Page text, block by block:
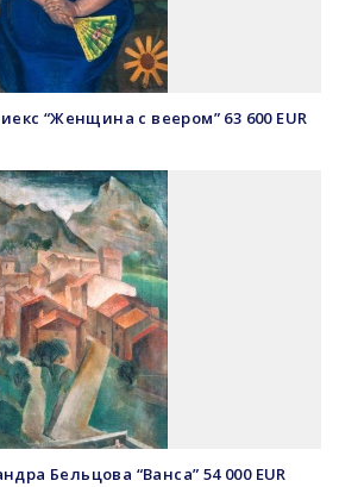
“Женщина с веером” 63 600 EUR
Бельцова “Ванса” 54 000 EUR